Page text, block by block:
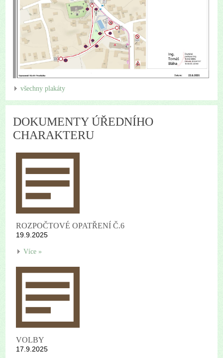
všechny plakáty
DOKUMENTY ÚŘEDNÍHO
CHARAKTERU
ROZPOČTOVÉ OPATŘENÍ Č.6
19.9.2025
Více »
VOLBY
17.9.2025